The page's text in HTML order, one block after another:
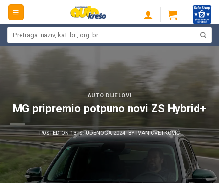
Skip
content
AUTO DIJELOVI
MG pripremio potpuno novi ZS Hybrid+
POSTED ON13. STUDENOGA 2024. BYIVAN CVETKOVIĆ